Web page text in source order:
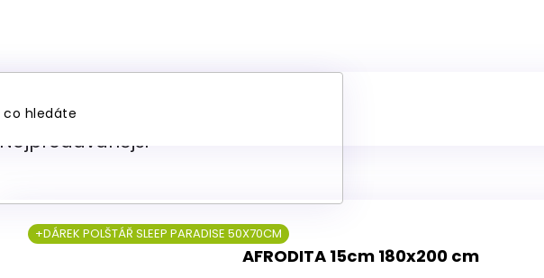
Dětské matrace 180x200 cm
Nejprodávanější
AFRODITA 15cm 180x200 cm
+DÁREK POLŠTÁŘ SLEEP PARADISE 50X70CM